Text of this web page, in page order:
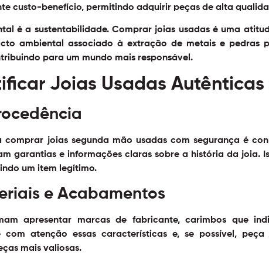
custo-benefício, permitindo adquirir peças de alta
é a sustentabilidade. Comprar joias usadas é uma
ambiental associado à extração de metais e pedras
para um mundo mais responsável.
Joias Usadas
comprar joias segunda mão usadas com segurança é
garantias e informações claras sobre a história da joia.
um item legítimo.
e Acabamentos
apresentar marcas de fabricante, carimbos que
com atenção essas características e, se possível,
mais valiosas.